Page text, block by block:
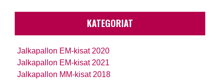
KATEGORIAT
Jalkapallon EM-kisat 2020
Jalkapallon EM-kisat 2021
Jalkapallon MM-kisat 2018